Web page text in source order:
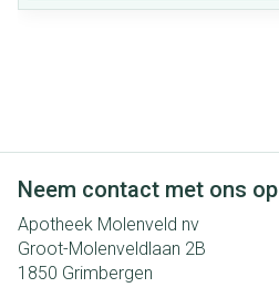
Neem contact met ons op
Apotheek Molenveld nv
Groot-Molenveldlaan 2B
1850 Grimbergen